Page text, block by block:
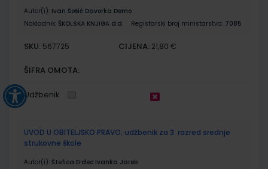
Autor(i): Ivan Šošić Davorka Demo
Nakladnik: ŠKOLSKA KNJIGA d.d. Registarski broj ministarstva: 7085
SKU: 567725 CIJENA: 21,80 €
ŠIFRA OMOTA:
Udžbenik
UVOD U OBITELJSKO PRAVO; udžbenik za 3. razred srednje
strukovne škole
Autor(i): Štefica Erdec Ivanka Jareb